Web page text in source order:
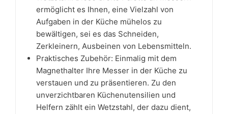
ermöglicht es Ihnen, eine Vielzahl von
Aufgaben in der Küche mühelos zu
bewältigen, sei es das Schneiden,
Zerkleinern, Ausbeinen von Lebensmitteln.
Praktisches Zubehör: Einmalig mit dem
Magnethalter Ihre Messer in der Küche zu
verstauen und zu präsentieren. Zu den
unverzichtbaren Küchenutensilien und
Helfern zählt ein Wetzstahl, der dazu dient,